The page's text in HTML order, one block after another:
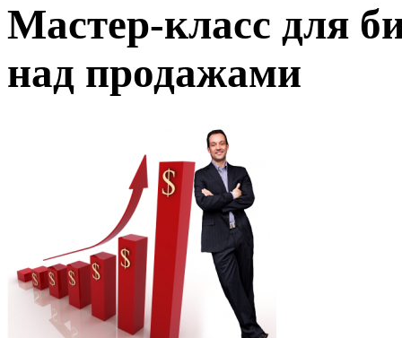
Мастер-класс для
над продажами